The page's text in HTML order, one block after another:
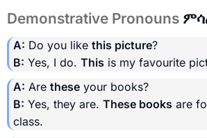
Demonstrative Pronouns
A: Do you like this picture?
B: Yes, I do. This is my favourite
A: Are these your books?
B: Yes, they are. These books are
class.